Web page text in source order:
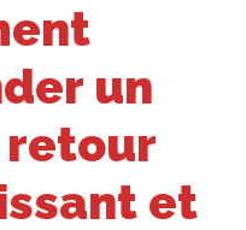
un
et